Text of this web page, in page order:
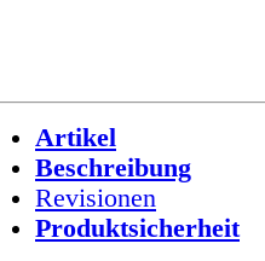
Artikel
Beschreibung
Revisionen
Produktsicherheit